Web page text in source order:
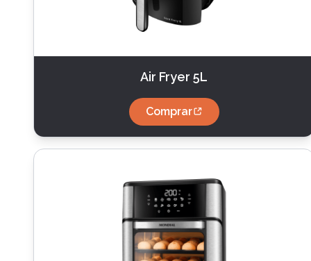
Air Fryer 5L
Comprar